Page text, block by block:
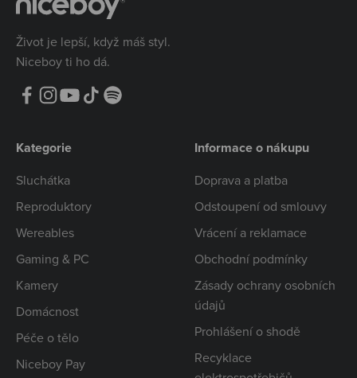
Život je lepší, když máš styl.
Niceboy ti ho dá.
Kategorie
Sluchátka
Reproduktory
Wereables
Gaming & PC
Kamery
Domácnost
Péče o tělo
Niceboy Pay
Informace o nákupu
Doprava a platba
Odstoupení od smlouvy
Vrácení a reklamace
Obchodní podmínky
Zásady ochrany osobních
údajů
Prohlášení o shodě
Recyklace